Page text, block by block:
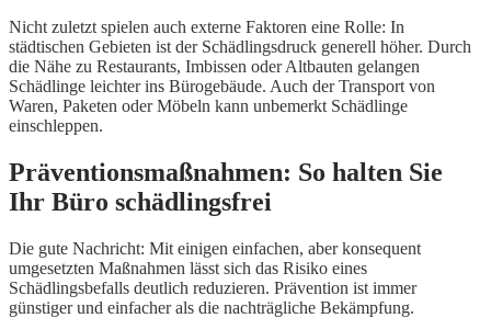
Nicht zuletzt spielen auch externe Faktoren eine Rolle: In
städtischen Gebieten ist der Schädlingsdruck generell höher. Durch
die Nähe zu Restaurants, Imbissen oder Altbauten gelangen
Schädlinge leichter ins Bürogebäude. Auch der Transport von
Waren, Paketen oder Möbeln kann unbemerkt Schädlinge
einschleppen.
Präventionsmaßnahmen: So halten Sie
Ihr Büro schädlingsfrei
Die gute Nachricht: Mit einigen einfachen, aber konsequent
umgesetzten Maßnahmen lässt sich das Risiko eines
Schädlingsbefalls deutlich reduzieren. Prävention ist immer
günstiger und einfacher als die nachträgliche Bekämpfung.